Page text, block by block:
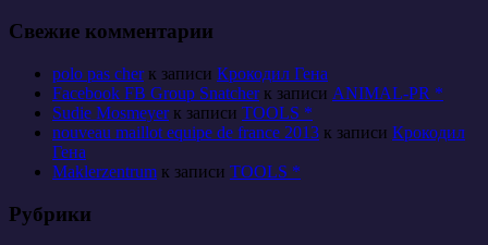
Свежие комментарии
polo pas cherк записи Крокодил Гена
Facebook FB Group Snatcherк записи ANIMAL-PR *
Sudie Mosmeyerк записи TOOLS *
nouveau maillot equipe de france 2013 к записи Крокодил
Гена
Maklerzentrum к записи TOOLS *
Рубрики